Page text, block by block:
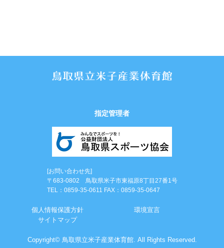
指定管理者
[お問い合わせ先]
〒683-0802 鳥取県米子市東福原8丁目27番1号
TEL：0859-35-0611 FAX：0859-35-0647
個⼈情報保護⽅針
環境宣言
サイトマップ
Copyright© 鳥取県立米子産業体育館. All Rights Reserved.